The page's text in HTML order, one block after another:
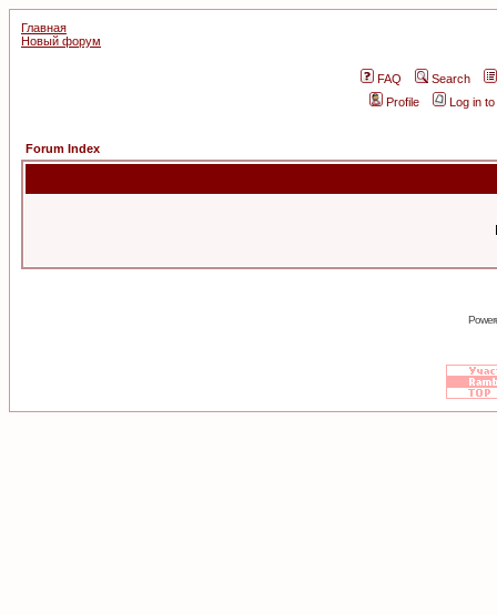
Главная
Новый форум
FAQ
Search
Profile
Log in
Forum Index